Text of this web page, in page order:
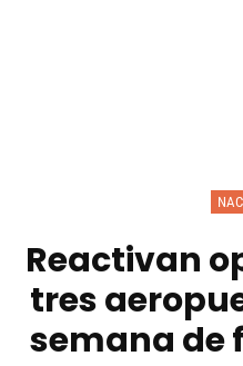
Reactivan
tres
semana de